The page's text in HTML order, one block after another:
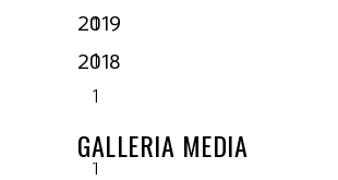
1
1
1
1,2
1
2019
2018
GALLERIA MEDIA